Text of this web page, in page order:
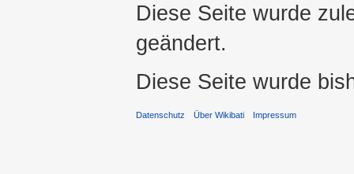
Diese Seite wurde
geändert.
Diese Seite wurde
Datenschutz Über Wikibati Impressum